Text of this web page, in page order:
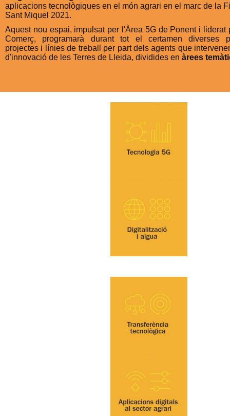
aplicacions tecnològiques en el món agrari en el marc de la
Sant Miquel 2021.
Aquest nou espai, impulsat per l'Àrea 5G de Ponent i liderat
Comerç, programarà durant tot el certamen diverses
projectes i línies de treball per part dels agents que
d'innovació de les Terres de Lleida, dividides en àrees